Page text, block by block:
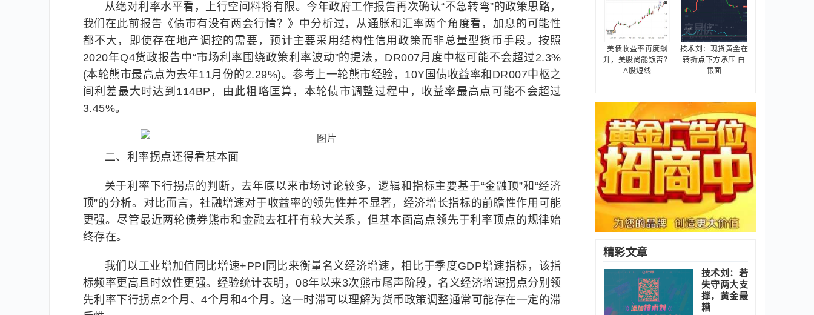
从绝对利率水平看，上行空间料将有限。今年政府工作报告再次确认“不急转弯”的政策思路，
我们在此前报告《债市有没有两会行情？》中分析过，从通胀和汇率两个角度看，加息的可能性
都不大，即使存在地产调控的需要，预计主要采用结构性信用政策而非总量型货币手段。按照
2020年Q4货政报告中“市场利率围绕政策利率波动”的提法，DR007月度中枢可能不会超过2.3%
(本轮熊市最高点为去年11月份的2.29%)。参考上一轮熊市经验，10Y国债收益率和DR007中枢之
间利差最大时达到114BP，由此粗略匡算，本轮债市调整过程中，收益率最高点可能不会超过
3.45%。
二、利率拐点还得看基本面
关于利率下行拐点的判断，去年底以来市场讨论较多，逻辑和指标主要基于“金融顶”和“经济
顶”的分析。对比而言，社融增速对于收益率的领先性并不显著，经济增长指标的前瞻性作用可能
更强。尽管最近两轮债券熊市和金融去杠杆有较大关系，但基本面高点领先于利率顶点的规律始
终存在。
我们以工业增加值同比增速+PPI同比来衡量名义经济增速，相比于季度GDP增速指标，该指
标频率更高且时效性更强。经验统计表明，08年以来3次熊市尾声阶段，名义经济增速拐点分别领
先利率下行拐点2个月、4个月和4个月。这一时滞可以理解为货币政策调整通常可能存在一定的滞
美债收益率再度飙
升，美股尚能饭否？
A股短线
技术刘：现货黄金在
转折点下方承压 白
银面
精彩文章
技术刘：若
失守两大支
撑，黄金最
糟